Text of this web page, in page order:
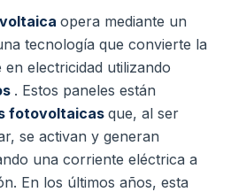
opera mediante un
tecnología que convierte la
electricidad utilizando
. Estos paneles están
fotovoltaicas que, al ser
se activan y generan
una corriente eléctrica a
En los últimos años, esta